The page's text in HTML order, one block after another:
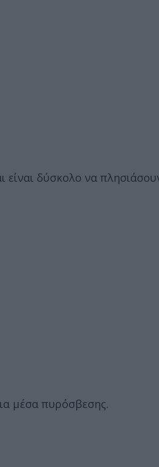
είναι δύσκολο να
μέσα πυρόσβεσης.